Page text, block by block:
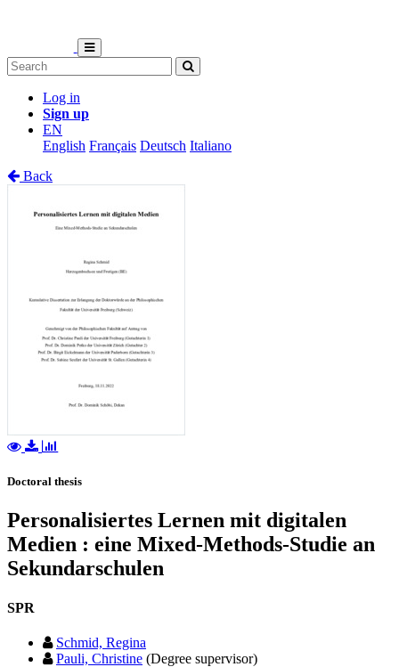
Log in
Sign up
EN
English Français Deutsch Italiano
Back
Doctoral thesis
Personalisiertes Lernen mit digitalen
Medien : eine Mixed-Methods-Studie an
Sekundarschulen
SPR
Schmid, Regina
Pauli, Christine (Degree supervisor)